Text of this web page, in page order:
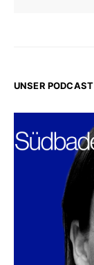
UNSER PODCAST